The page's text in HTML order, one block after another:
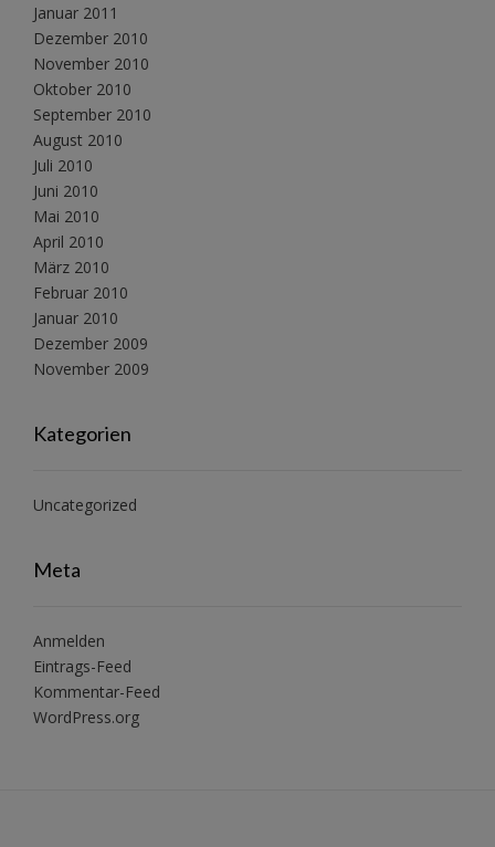
Januar 2011
Dezember 2010
November 2010
Oktober 2010
September 2010
August 2010
Juli 2010
Juni 2010
Mai 2010
April 2010
März 2010
Februar 2010
Januar 2010
Dezember 2009
November 2009
Kategorien
Uncategorized
Meta
Anmelden
Eintrags-Feed
Kommentar-Feed
WordPress.org